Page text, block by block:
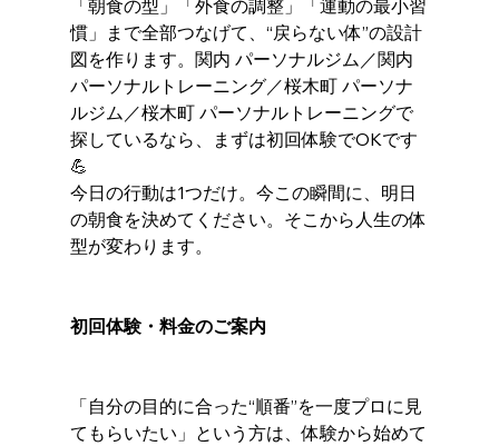
「朝食の型」「外食の調整」「運動の最小習
慣」まで全部つなげて、“戻らない体”の設計
図を作ります。関内 パーソナルジム／関内
パーソナルトレーニング／桜木町 パーソナ
ルジム／桜木町 パーソナルトレーニングで
探しているなら、まずは初回体験でOKです
💪
今日の行動は1つだけ。今この瞬間に、明日
の朝食を決めてください。そこから人生の体
型が変わります。
初回体験・料金のご案内
「自分の目的に合った“順番”を一度プロに見
てもらいたい」という方は、体験から始めて